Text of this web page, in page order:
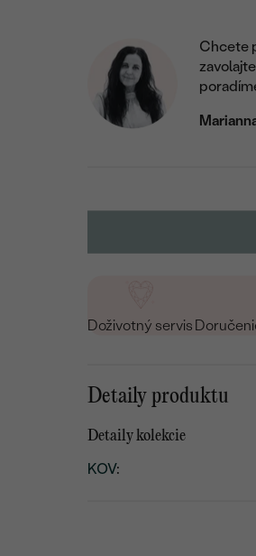
Chcete
Doživotný servis
Detaily produktu
Detaily kolekcie
KOV: